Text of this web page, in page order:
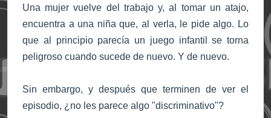
Una mujer vuelve del trabajo y, al tomar un atajo,
encuentra a una niña que, al verla, le pide algo. Lo
que al principio parecía un juego infantil se torna
peligroso cuando sucede de nuevo. Y de nuevo.
Sin embargo, y después que terminen de ver el
episodio, ¿no les parece algo "discriminativo"?